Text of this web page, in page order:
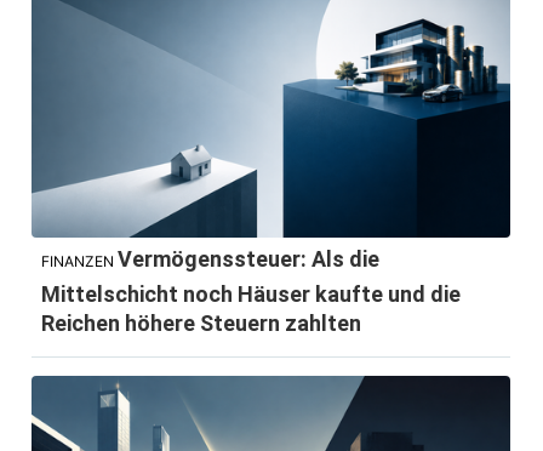
FINANZEN Vermögenssteuer: Als die
Mittelschicht noch Häuser kaufte und die
Reichen höhere Steuern zahlten